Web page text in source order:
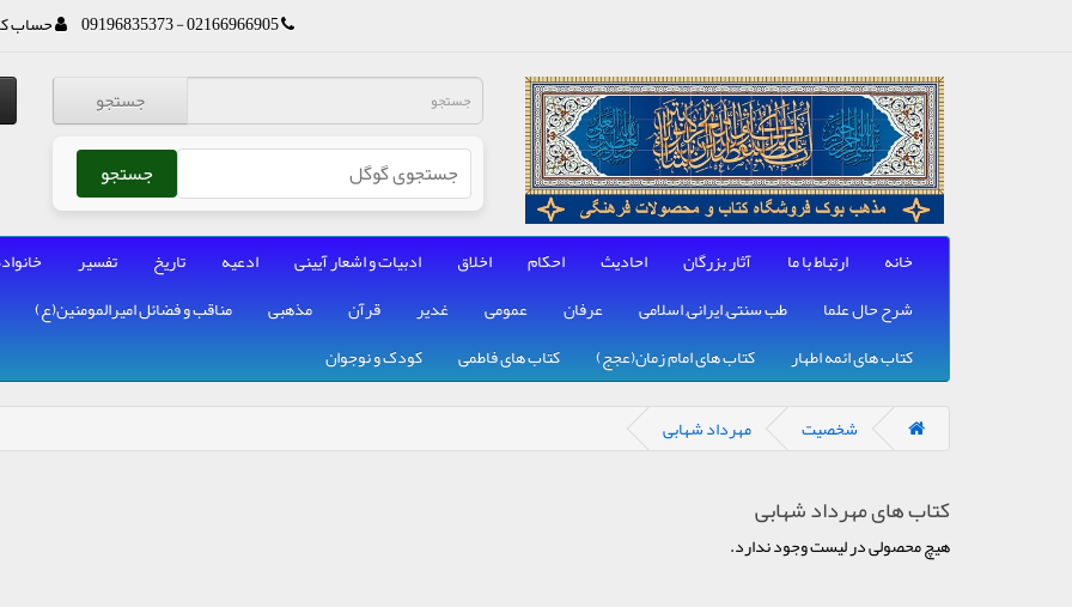
02166966905 - 09196835373 حساب
جستجو
جستجو
خانه ارتباط با ما آثار بزرگان احادیث احکام اخلاق ادبیات و اشعار آیینی ادعیه تاریخ تفسیر
شرح حال علما
طب سنتی, ایرانی, اسلامی عرفان عمومی غدیر قرآن مذهبی مناقب و فضائل امیرالمومنین(ع)
کتاب های ائمه اطهار
کتاب های امام زمان(عجج) کتاب های فاطمی کودک و نوجوان
شخصیت مهرداد شهابی
کتاب های مهرداد شهابی
هیچ محصولی در لیست وجود ندارد.